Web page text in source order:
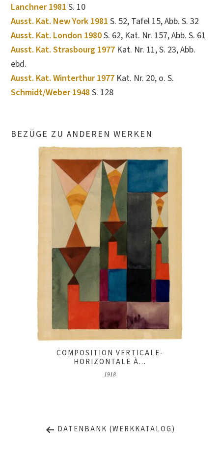
Lanchner 1981 S. 10
Ausst. Kat. New York 1981 S. 52, Tafel 15, Abb. S. 32
Ausst. Kat. London 1980S. 62, Kat. Nr. 157, Abb. S. 61
Ausst. Kat. Strasbourg 1977 Kat. Nr. 11, S. 23, Abb.
ebd.
Ausst. Kat. Winterthur 1977 Kat. Nr. 20, o. S.
Schmidt/Weber 1948 S. 128
BEZÜGE ZU ANDEREN WERKEN
COMPOSITION VERTICALE-
HORIZONTALE À...
1918
DATENBANK (WERKKATALOG)